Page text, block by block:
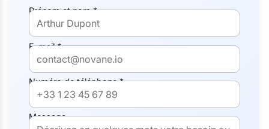
Prénom et nom *
E-mail *
Numéro de téléphone *
Message